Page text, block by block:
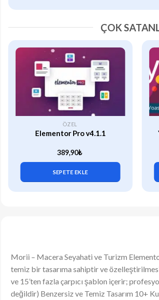
ÇOK
ÖZEL
Elementor Pro v4.1.1
389,90₺
SEPETE EKLE
Morii – Macera Seyahati ve Turizm
temiz bir tasarıma sahiptir ve özelleştirilmesi
ve 15’ten fazla çarpıcı şablon içerir;
değildir) Benzersiz ve Temiz Tasarım 10+